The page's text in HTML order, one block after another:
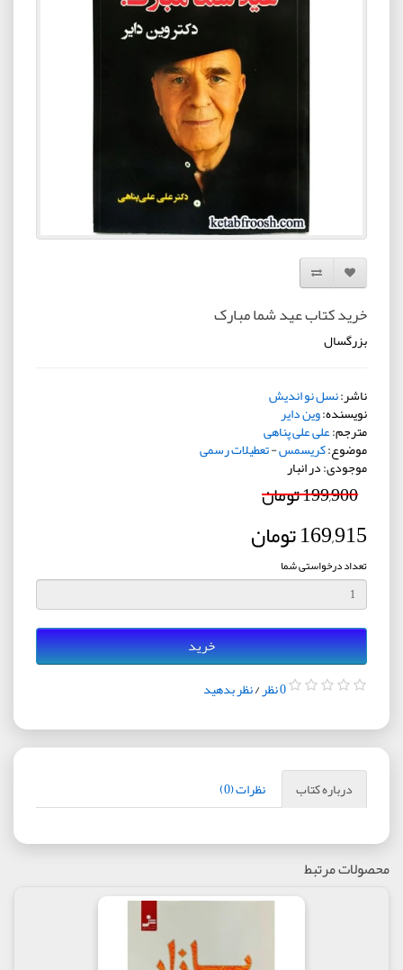
افزودن به لیست دلخواه
مقایسه این محصول
خرید کتاب عید شما مبارک
بزرگسال
ناشر:نسل نو اندیش
نویسنده:وین دایر
مترجم:علی علی پناهی
موضوع:کریسمس-تعطیلات رسمی
موجودی: در انبار
199,900 تومان
169,915 تومان
تعداد درخواستی شما
خرید
0 نظر /نظر بدهید
درباره کتاب نظرات (0)
محصولات مرتبط